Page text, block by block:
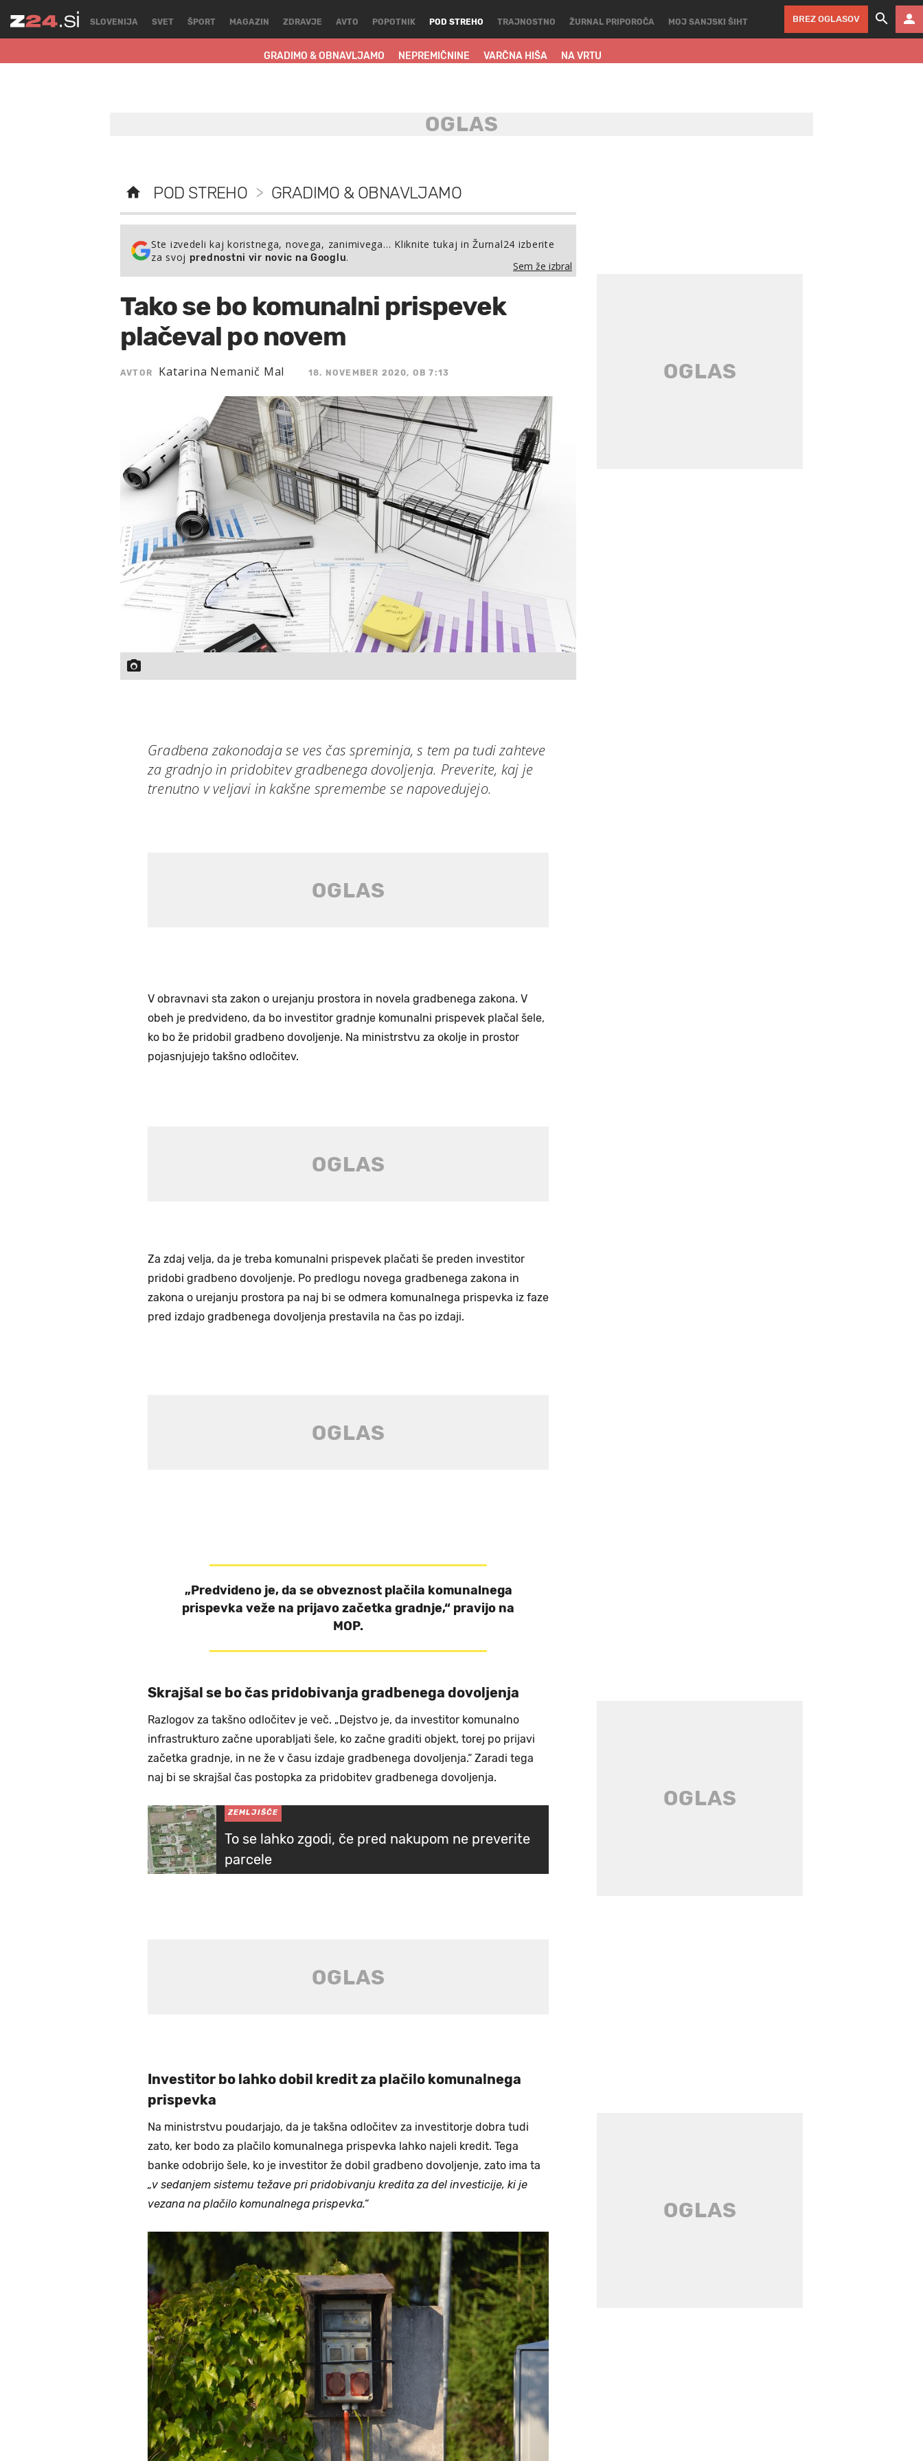
SLOVENIJA SVET ŠPORT MAGAZIN ZDRAVJE AVTO POPOTNIK POD STREHO
GRADIMO & OBNAVLJAMO NEPREMIČNINE VARČNA HIŠA NA VRTU
TRAJNOSTNO ŽURNAL PRIPOROČA MOJ SANJSKI ŠIHT BREZ OGLASOV
POD STREHO > GRADIMO & OBNAVLJAMO
Ste izvedeli kaj koristnega, novega, zanimivega… Kliknite tukaj in Žurnal24 izberite
za svoj prednostni vir novic na Googlu.
Sem že izbral
Tako se bo komunalni prispevek
plačeval po novem
AVTOR Katarina Nemanič Mal 18. NOVEMBER 2020, OB 7:13
Gradbena zakonodaja se ves čas spreminja, s tem pa tudi zahteve
za gradnjo in pridobitev gradbenega dovoljenja. Preverite, kaj je
trenutno v veljavi in kakšne spremembe se napovedujejo.
V obravnavi sta zakon o urejanju prostora in novela gradbenega zakona. V
obeh je predvideno, da bo investitor gradnje komunalni prispevek plačal šele,
ko bo že pridobil gradbeno dovoljenje. Na ministrstvu za okolje in prostor
pojasnjujejo takšno odločitev.
Za zdaj velja, da je treba komunalni prispevek plačati še preden investitor
pridobi gradbeno dovoljenje. Po predlogu novega gradbenega zakona in
zakona o urejanju prostora pa naj bi se odmera komunalnega prispevka iz faze
pred izdajo gradbenega dovoljenja prestavila na čas po izdaji.
„Predvideno je, da se obveznost plačila komunalnega
prispevka veže na prijavo začetka gradnje,“ pravijo na
MOP.
Skrajšal se bo čas pridobivanja gradbenega dovoljenja
Razlogov za takšno odločitev je več. „Dejstvo je, da investitor komunalno
infrastrukturo začne uporabljati šele, ko začne graditi objekt, torej po prijavi
začetka gradnje, in ne že v času izdaje gradbenega dovoljenja.“ Zaradi tega
naj bi se skrajšal čas postopka za pridobitev gradbenega dovoljenja.
ZEMLJIŠČE
To se lahko zgodi, če pred nakupom ne preverite
parcele
Investitor bo lahko dobil kredit za plačilo komunalnega
prispevka
Na ministrstvu poudarjajo, da je takšna odločitev za investitorje dobra tudi
zato, ker bodo za plačilo komunalnega prispevka lahko najeli kredit. Tega
banke odobrijo šele, ko je investitor že dobil gradbeno dovoljenje, zato ima ta
„v sedanjem sistemu težave pri pridobivanju kredita za del investicije, ki je
vezana na plačilo komunalnega prispevka.“